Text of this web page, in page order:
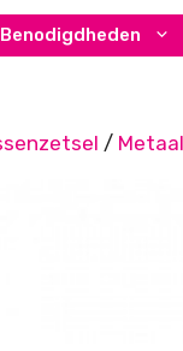
Benodigdheden
/ Metaal